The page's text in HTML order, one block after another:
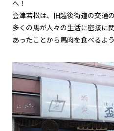
へ！
会津若松は、旧越後街道の交通
多くの馬が人々の生活に密接に
あったことから馬肉を食べるよ